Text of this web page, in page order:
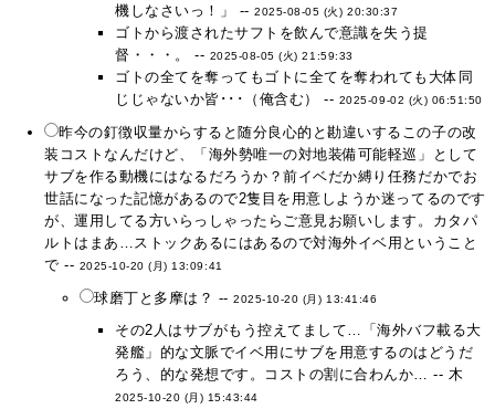
機しなさいっ！」 --2025-08-05 (火) 20:30:37
ゴトから渡されたサフトを飲んで意識を失う提
督・・・。 -- 2025-08-05 (火) 21:59:33
ゴトの全てを奪ってもゴトに全てを奪われても大体同
じじゃないか皆･･･（俺含む） -- 2025-09-02 (火) 06:51:50
昨今の釘徴収量からすると随分良心的と勘違いするこの子の改
装コストなんだけど、「海外勢唯一の対地装備可能軽巡」として
サブを作る動機にはなるだろうか？前イベだか縛り任務だかでお
世話になった記憶があるので2隻目を用意しようか迷ってるのです
が、運用してる方いらっしゃったらご意見お願いします。カタパ
ルトはまあ…ストックあるにはあるので対海外イベ用ということ
で -- 2025-10-20 (月) 13:09:41
球磨丁と多摩は？ --2025-10-20 (月) 13:41:46
その2人はサブがもう控えてまして…「海外バフ載る大
発艦」的な文脈でイベ用にサブを用意するのはどうだ
ろう、的な発想です。コストの割に合わんか… -- 木
2025-10-20 (月) 15:43:44